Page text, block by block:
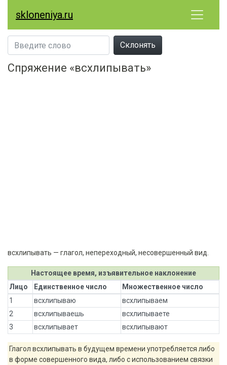
skloneniya.ru
Склонять
Спряжение «всхлипывать»
всхлипывать — глагол, непереходный, несовершенный вид.
Настоящее время, изъявительное наклонение
Лицо
Единственное число
Множественное число
1
всхлипываю
всхлипываем
2
всхлипываешь
всхлипываете
3
всхлипывает всхлипывают
Глагол всхлипывать в будущем времени употребляется либо
в форме совершенного вида, либо с использованием связки